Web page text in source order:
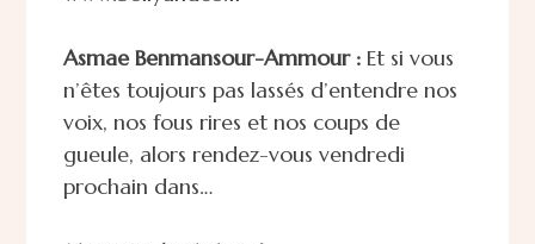
Asmae Benmansour-Ammour : Et si vous
n’êtes toujours pas lassés d’entendre nos
voix, nos fous rires et nos coups de
gueule, alors rendez-vous vendredi
prochain dans…